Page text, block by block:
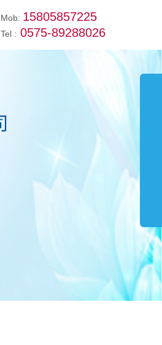
Mob: 15805857225
Tel : 0575-89288026